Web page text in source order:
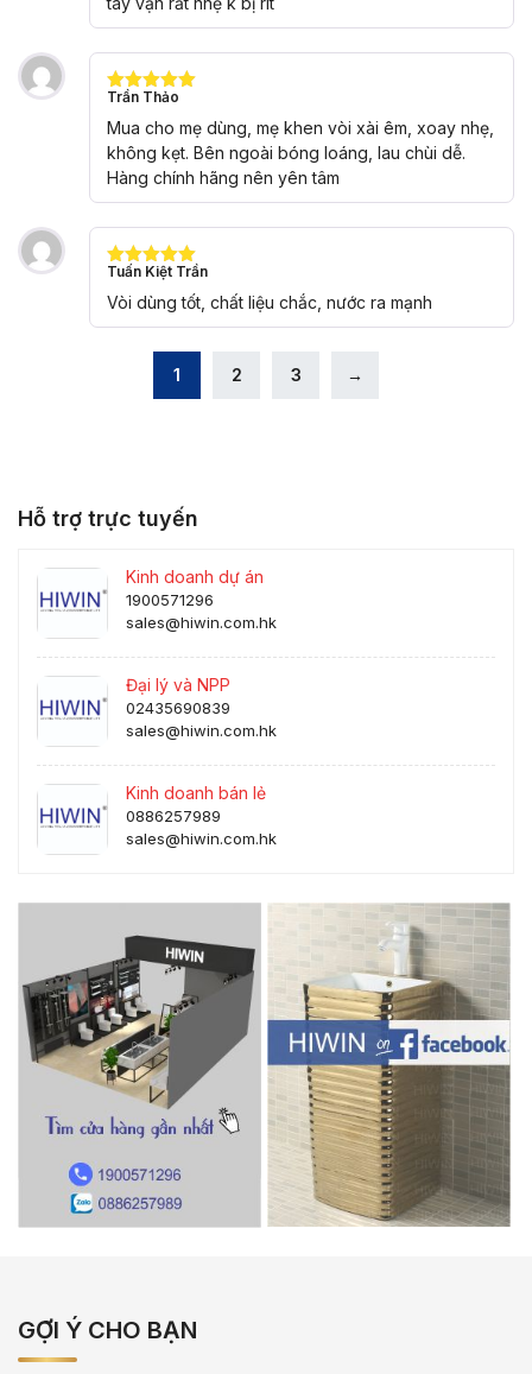
Được xếp
hạng
55
sao
Trần Thảo
Mua cho mẹ dùng, mẹ khen vòi xài êm, xoay nhẹ,
không kẹt. Bên ngoài bóng loáng, lau chùi dễ.
Hàng chính hãng nên yên tâm
Được xếp
hạng 5
sao
Tuấn Kiệt Trần
Vòi dùng tốt, chất liệu chắc, nước ra mạnh
1 2 3 →
Hỗ trợ trực tuyến
Kinh doanh dự án
1900571296
sales@hiwin.com.hk
Đại lý và NPP
02435690839
sales@hiwin.com.hk
Kinh doanh bán lẻ
0886257989
sales@hiwin.com.hk
GỢI Ý CHO BẠN